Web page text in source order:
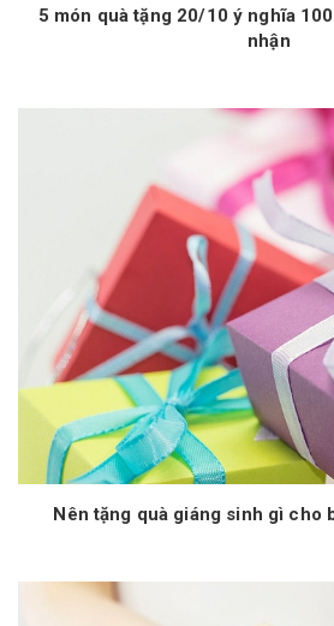
5 món quà tặng 20/10 ý nghĩa
nhận
Nên tặng quà giáng sinh gì cho